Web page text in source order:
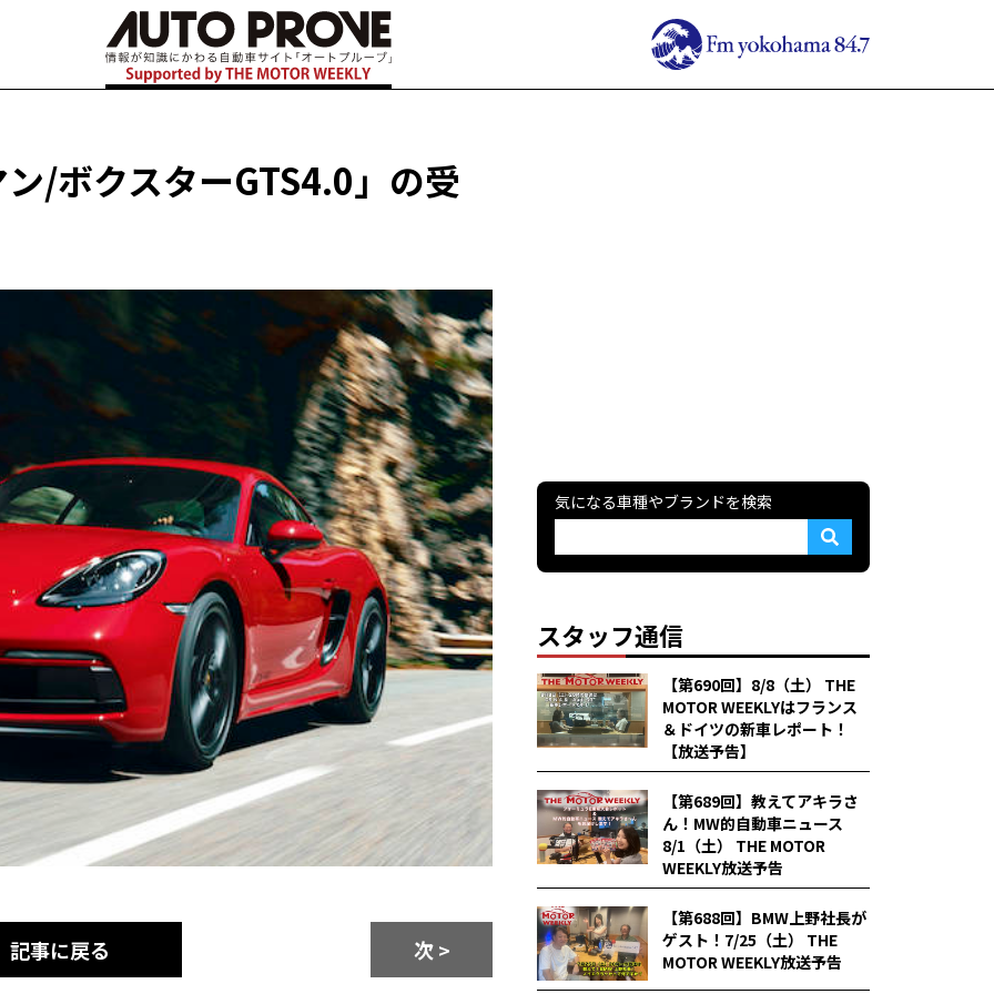
/ボクスターGTS4.0」の受
記事に戻る 次 >
気になる車種やブランドを検索
スタッフ通信
【第690回】8/8（土） THE
MOTOR WEEKLYはフランス
＆ドイツの新車レポート！
【放送予告】
【第689回】教えてアキラさ
ん！MW的自動車ニュース
8/1（土） THE MOTOR
WEEKLY放送予告
【第688回】BMW上野社長が
ゲスト！7/25（土） THE
MOTOR WEEKLY放送予告